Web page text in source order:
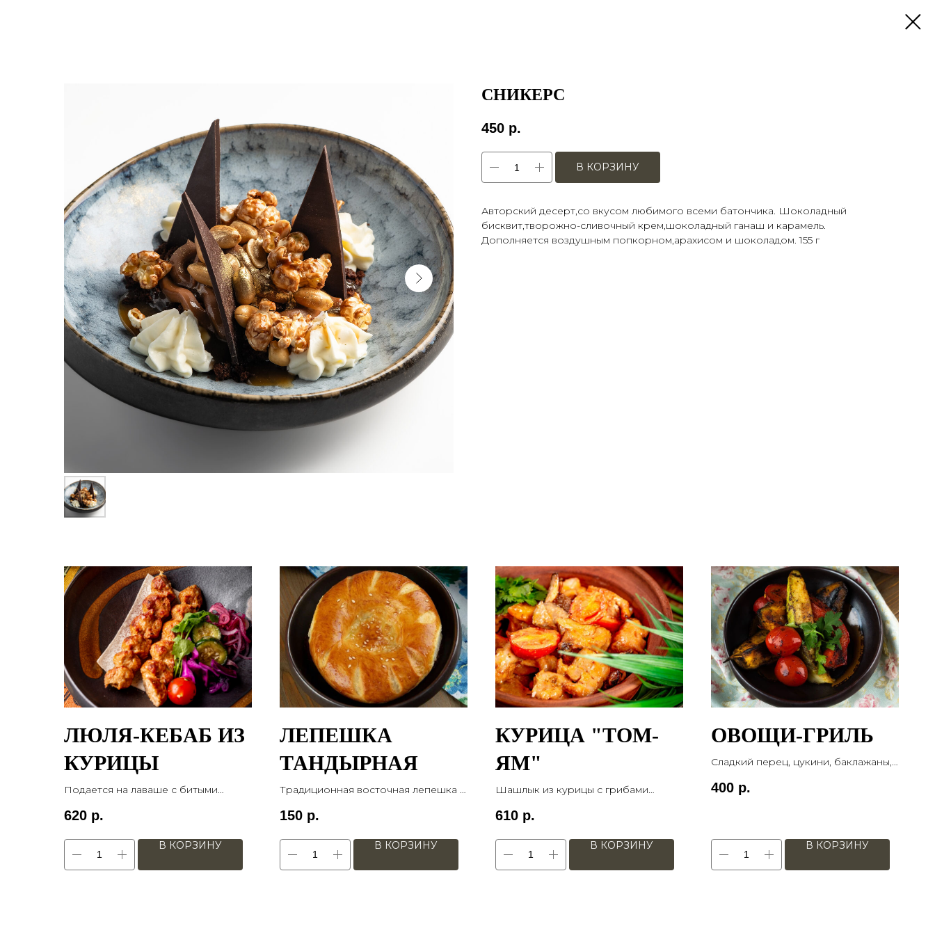
СНИКЕРС
450 р.
В КОРЗИНУ
Авторский десерт,со вкусом любимого всеми батончика. Шоколадный
бисквит,творожно-сливочный крем,шоколадный ганаш и карамель.
Дополняется воздушным попкорном,арахисом и шоколадом. 155 г
ЛЮЛЯ-КЕБАБ ИЗ
КУРИЦЫ
Подается на лаваше с битыми
маринованным луком. 130/50 гр
620 р.
В КОРЗИНУ
ЛЕПЕШКА
ТАНДЫРНАЯ
Традиционная восточная лепешка с
100 гр
150 р.
В КОРЗИНУ
КУРИЦА "ТОМ-
ЯМ"
Шашлык из курицы с грибами
черри в соусе "Том-ям" 300 гр
610 р.
В КОРЗИНУ
ОВОЩИ-ГРИЛЬ
Сладкий перец, цукини, баклажаны,
120 гр
400 р.
В КОРЗИНУ